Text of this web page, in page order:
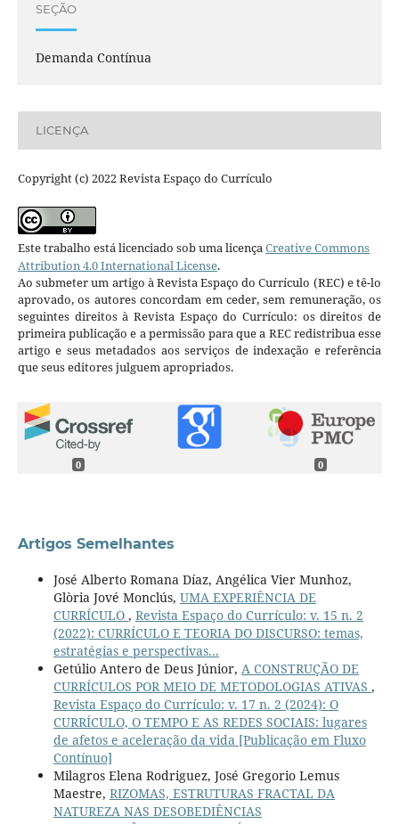
SEÇÃO
Demanda Contínua
LICENÇA
Copyright (c) 2022 Revista Espaço do Currículo
Este trabalho está licenciado sob uma licençaCreative Commons
Attribution 4.0 International License.
Ao submeter um artigo à Revista Espaço do Currículo (REC) e tê-lo
aprovado, os autores concordam em ceder, sem remuneração, os
seguintes direitos à Revista Espaço do Currículo: os direitos de
primeira publicação e a permissão para que a REC redistribua esse
artigo e seus metadados aos serviços de indexação e referência
que seus editores julguem apropriados.
0 0
Artigos Semelhantes
José Alberto Romana Díaz, Angélica Vier Munhoz,
Glòria Jové Monclús, UMA EXPERIÊNCIA DE
CURRÍCULO , Revista Espaço do Currículo: v. 15 n. 2
(2022): CURRÍCULO E TEORIA DO DISCURSO: temas,
estratégias e perspectivas...
Getúlio Antero de Deus Júnior, A CONSTRUÇÃO DE
CURRÍCULOS POR MEIO DE METODOLOGIAS ATIVAS ,
Revista Espaço do Currículo: v. 17 n. 2 (2024): O
CURRÍCULO, O TEMPO E AS REDES SOCIAIS: lugares
de afetos e aceleração da vida [Publicação em Fluxo
Contínuo]
Milagros Elena Rodriguez, José Gregorio Lemus
Maestre, RIZOMAS, ESTRUTURAS FRACTAL DA
NATUREZA NAS DESOBEDIÊNCIAS